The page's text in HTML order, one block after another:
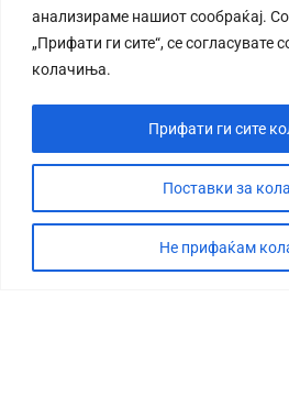
анализираме нашиот сообраќај.
„Прифати ги сите“, се согласувате
колачиња.
Поставки за
Не прифаќам
Прифати ги сите